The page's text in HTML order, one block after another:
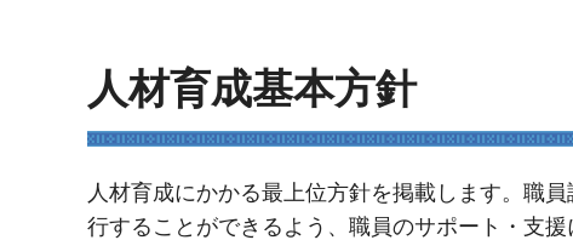
人材育成基本方針
人材育成にかかる最上位方針を掲載します。職
行することができるよう、職員のサポート・支援